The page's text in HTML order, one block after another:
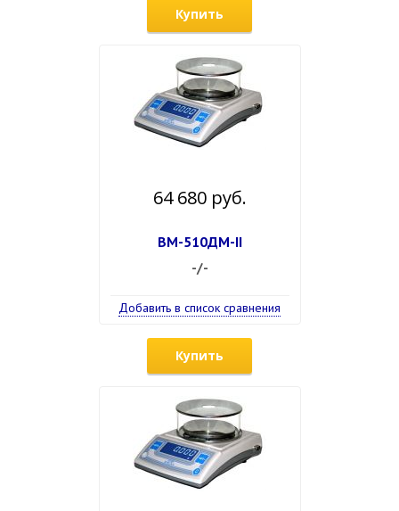
Купить
64 680 руб.
ВМ-510ДМ-II
-/-
Добавить в список сравнения
Купить